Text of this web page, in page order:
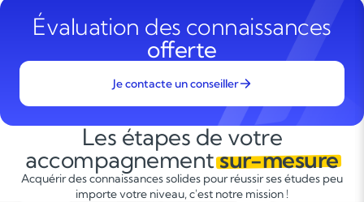
Évaluation des connaissances
offerte
Je contacte un conseiller
Les étapes de votre
accompagnementsur-mesure
Acquérir des connaissances solides pour réussir ses études peu
importe votre niveau, c'est notre mission !